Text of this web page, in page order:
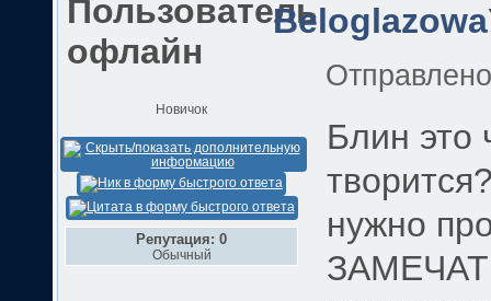
Новичок
Репутация: 0
Обычный
Блин это
нужно